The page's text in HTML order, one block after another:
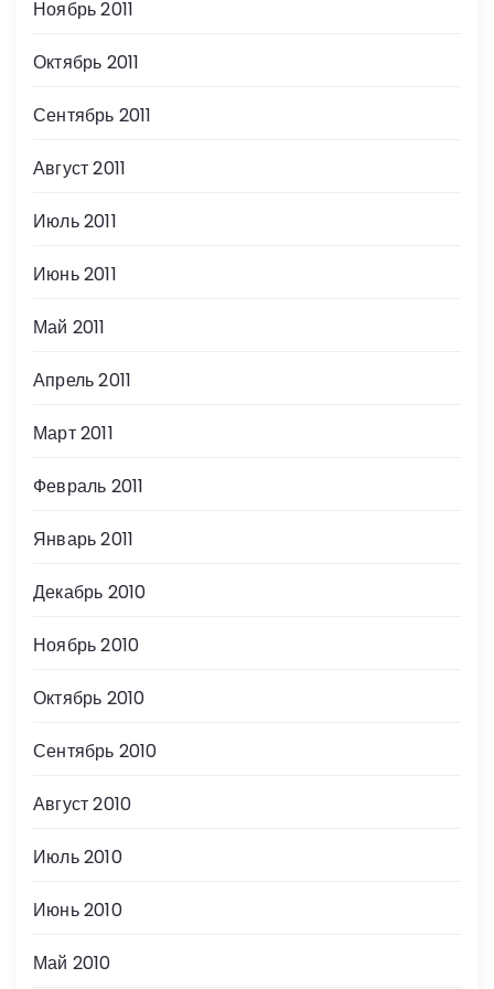
Ноябрь 2011
Октябрь 2011
Сентябрь 2011
Август 2011
Июль 2011
Июнь 2011
Май 2011
Апрель 2011
Март 2011
Февраль 2011
Январь 2011
Декабрь 2010
Ноябрь 2010
Октябрь 2010
Сентябрь 2010
Август 2010
Июль 2010
Июнь 2010
Май 2010